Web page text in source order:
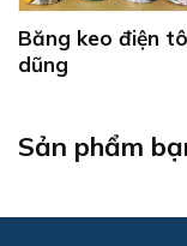
Băng keo điện
dũng
Sản phẩm